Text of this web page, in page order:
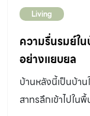
บ้านที่ต้องการสร้า
และความงามกา
สัญจร หรือระเบีย
ออกแบบจึงได้ใช้
เจ้าของบ้านนั่นก็คื
ในพื้นที่แบบ
แสงธรรมชาติและ
อีกทั้งระแนงไม้ที่
ช่วยให้ผู้อยู่อาศัย
หรือใช้การปรับอา
เป็นส่วนตัว และก
Living
ความรื่นรมย์ใ
อย่างแยบยล
บ้านหลังนี้เป็นบ้า
สาทรลึกเข้าไปใ